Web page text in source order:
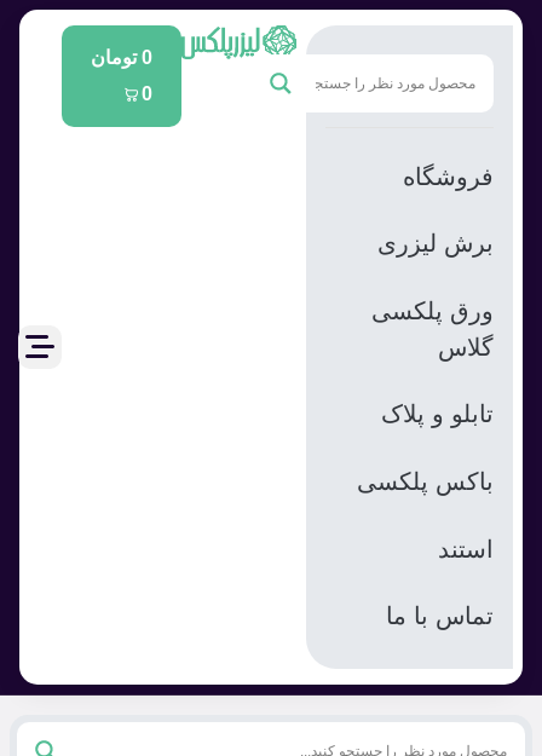
فروشگاه
برش لیزری
ورق پلکسی
گلاس
تابلو و پلاک
باکس پلکسی
استند
تماس با ما
0 تومان
0